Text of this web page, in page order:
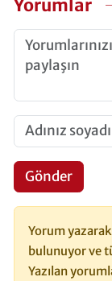
Yorumlar
Gönder
Yorum yazarak
bulunuyor ve
Yazılan